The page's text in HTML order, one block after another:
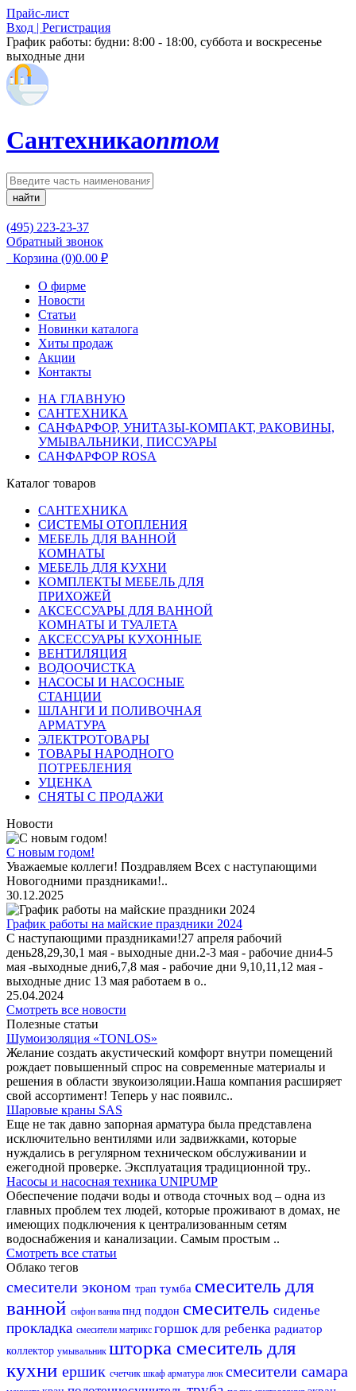
Прайс-лист
Вход | Регистрация
График работы: будни: 8:00 - 18:00, суббота и воскресенье
выходные дни
Сантехникаоптом
найти
(495) 223-23-37
Обратный звонок
Корзина (0)0.00 ₽
О фирме
Новости
Статьи
Новинки каталога
Хиты продаж
Акции
Контакты
НА ГЛАВНУЮ
САНТЕХНИКА
САНФАРФОР, УНИТАЗЫ-КОМПАКТ, РАКОВИНЫ,
УМЫВАЛЬНИКИ, ПИССУАРЫ
САНФАРФОР ROSA
Каталог товаров
САНТЕХНИКА
СИСТЕМЫ ОТОПЛЕНИЯ
МЕБЕЛЬ ДЛЯ ВАННОЙ
КОМНАТЫ
МЕБЕЛЬ ДЛЯ КУХНИ
КОМПЛЕКТЫ МЕБЕЛЬ ДЛЯ
ПРИХОЖЕЙ
АКСЕССУАРЫ ДЛЯ ВАННОЙ
КОМНАТЫ И ТУАЛЕТА
АКСЕССУАРЫ КУХОННЫЕ
ВЕНТИЛЯЦИЯ
ВОДООЧИСТКА
НАСОСЫ И НАСОСНЫЕ
СТАНЦИИ
ШЛАНГИ И ПОЛИВОЧНАЯ
АРМАТУРА
ЭЛЕКТРОТОВАРЫ
ТОВАРЫ НАРОДНОГО
ПОТРЕБЛЕНИЯ
УЦЕНКА
СНЯТЫ С ПРОДАЖИ
Новости
С новым годом!
Уважаемые коллеги! Поздравляем Всех с наступающими
Новогодними праздниками!..
30.12.2025
График работы на майские праздники 2024
С наступающими праздниками!27 апреля рабочий
день28,29,30,1 мая - выходные дни.2-3 мая - рабочие дни4-5
мая -выходные дни6,7,8 мая - рабочие дни 9,10,11,12 мая -
выходные днис 13 мая работаем в о..
25.04.2024
Смотреть все новости
Полезные статьи
Шумоизоляция «TONLOS»
Желание создать акустический комфорт внутри помещений
рождает повышенный спрос на современные материалы и
решения в области звукоизоляции.Наша компания расширяет
свой ассортимент! Теперь у нас появилс..
Шаровые краны SAS
Еще не так давно запорная арматура была представлена
исключительно вентилями или задвижками, которые
нуждались в регулярном техническом обслуживании и
ежегодной проверке. Эксплуатация традиционной тру..
Насосы и насосная техника UNIPUMP
Обеспечение подачи воды и отвода сточных вод – одна из
главных проблем тех людей, которые проживают в домах, не
имеющих подключения к централизованным сетям
водоснабжения и канализации. Самым простым ..
Смотреть все статьи
Облако тегов
смесители эконом трап тумба смеситель для
ванной сифон ванна пнд поддон смеситель сиденье
прокладка смесители матрикс горшок для ребенка радиатор
коллектор умывальник шторка смеситель для
кухни ершик счетчик шкаф арматура люк смесители самара